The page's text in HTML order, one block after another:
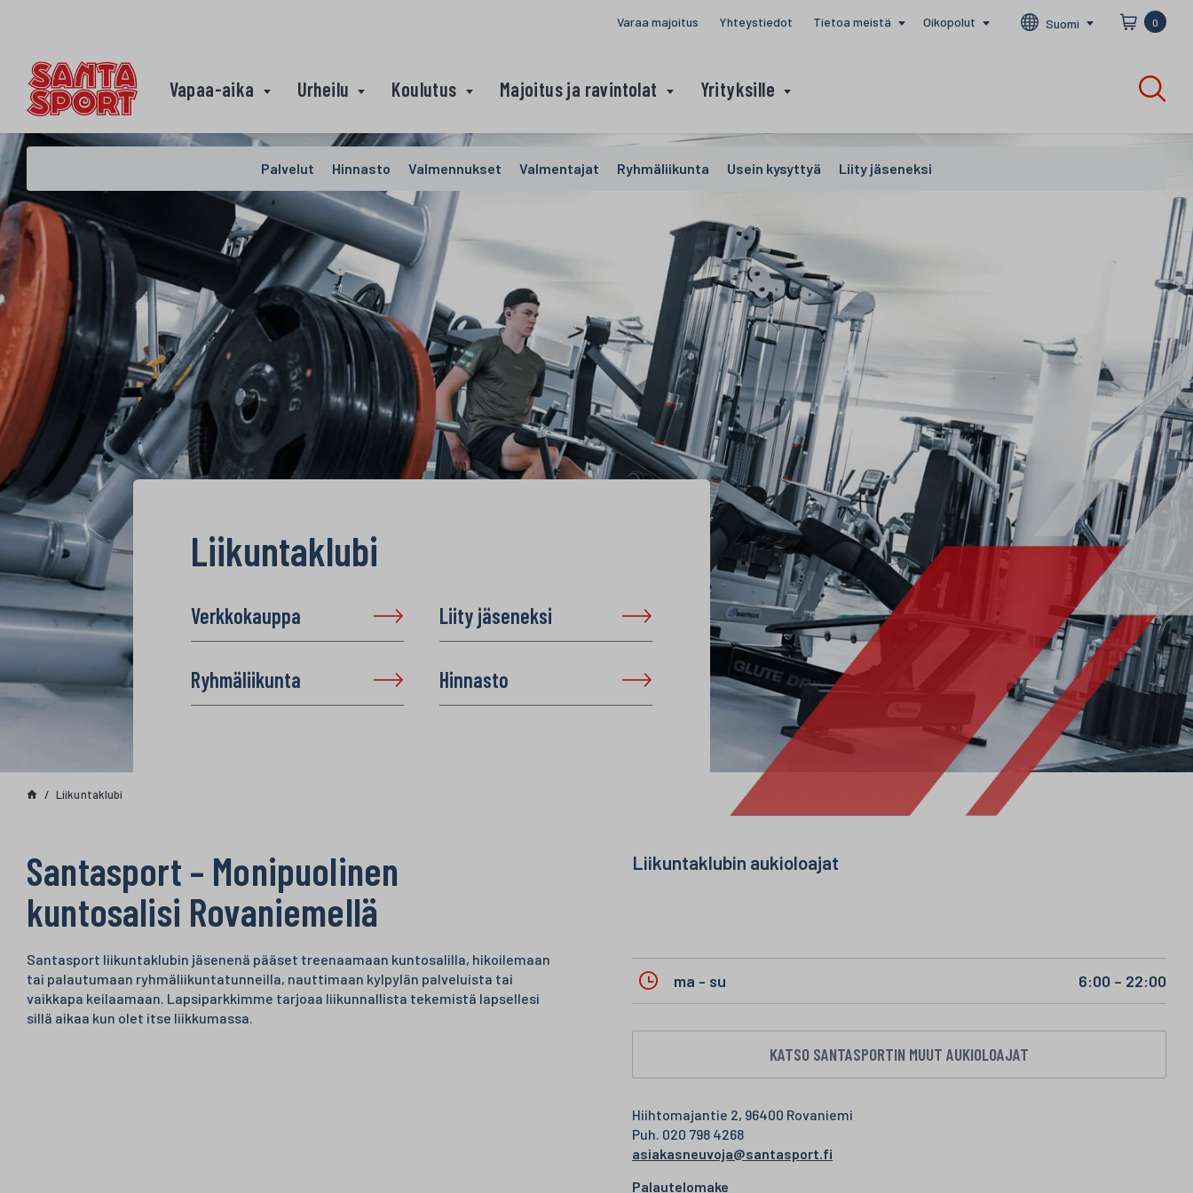
Varaa majoitus Yhteystiedot Tietoa meistä Oikopolut Suomi 0
Vapaa-aika Urheilu Koulutus Majoitus ja ravintolat Yrityksille
Liikuntaklubi
Verkkokauppa Liity jäseneksi
Ryhmäliikunta Hinnasto
Liikuntaklubi
Palvelut Hinnasto Valmennukset Valmentajat Ryhmäliikunta Usein kysyttyä Liity jäseneksi
Santasport – Monipuolinen
kuntosalisi Rovaniemellä
Santasport liikuntaklubin jäsenenä pääset treenaamaan kuntosalilla, hikoilemaan
tai palautumaan ryhmäliikuntatunneilla, nauttimaan kylpylän palveluista tai
vaikkapa keilaamaan. Lapsiparkkimme tarjoaa liikunnallista tekemistä lapsellesi
sillä aikaa kun olet itse liikkumassa.
Liikuntaklubin aukioloajat
ma - su 6:00 – 22:00
KATSO SANTASPORTIN MUUT AUKIOLOAJAT
Hiihtomajantie 2, 96400 Rovaniemi
Puh. 020 798 4268
asiakasneuvoja@santasport.fi
Palautelomake